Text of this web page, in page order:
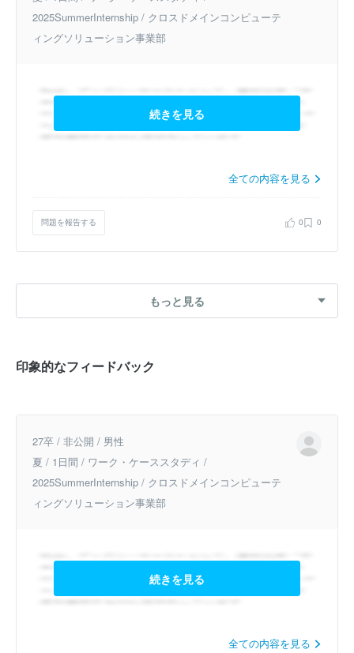
2025SummerInternship / クロスドメインコンピューテ
ィングソリューション事業部
続きを見る
全ての内容を見る
問題を報告する 0 0
もっと見る
印象的なフィードバック
27卒 / 非公開 / 男性
夏 / 1日間 / ワーク・ケーススタディ /
2025SummerInternship / クロスドメインコンピューテ
ィングソリューション事業部
続きを見る
全ての内容を見る